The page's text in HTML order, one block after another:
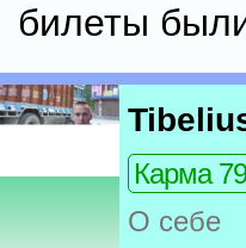
билеты
Карма
О себе